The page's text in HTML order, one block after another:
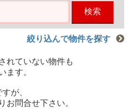
検索
絞り込んで物件を探す
れていない物件も
ます。
が、
お問合せ下さい。